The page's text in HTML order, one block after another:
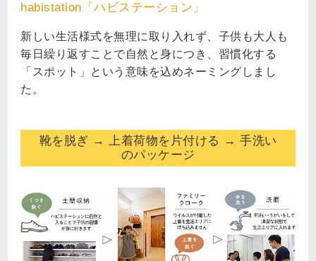
habistation「ハビステーション」
新しい生活様式を無理に取り入れず、子供も大人も
毎日繰り返すことで自然と身につき、習慣化する
「スポット」という意味を込めネーミングしまし
た。
靴を脱ぎ → 上着荷物を片付ける → 手洗い
のパッケージ